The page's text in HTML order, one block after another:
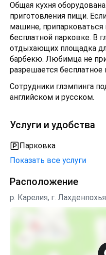
Общая кухня
приготовления пищи.
машине,
бесплатной парковке. В
отдыхающих площадка
барбекю. Любимца не
разрешается
Сотрудники глэмпинга
английском и русском.
Услуги и удобства
Парковка
Показать все услуги
Расположение
р. Карелия, г.